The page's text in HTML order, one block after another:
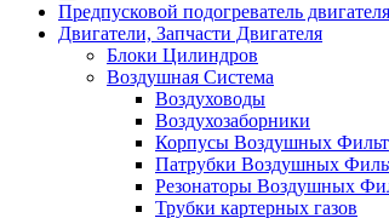
Предпусковой подогреватель двигателя
Двигатели, Запчасти Двигателя
Блоки Цилиндров
Воздушная Система
Воздуховоды
Воздухозаборники
Корпусы Воздушных
Патрубки Воздушных
Резонаторы Воздушных
Трубки картерных газов